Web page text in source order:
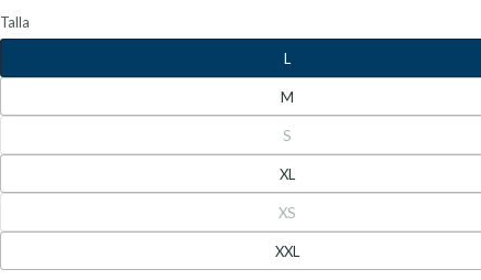
Talla
L
M
S
XL
XS
XXL